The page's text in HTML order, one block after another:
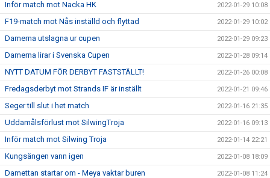
Inför match mot Nacka HK 2022-01-29 10:08
F19-match mot Nås inställd och flyttad 2022-01-29 10:02
Damerna utslagna ur cupen 2022-01-29 09:23
Damerna lirar i Svenska Cupen 2022-01-28 09:14
NYTT DATUM FÖR DERBYT FASTSTÄLLT! 2022-01-26 00:08
Fredagsderbyt mot Strands IF är inställt 2022-01-21 09:46
Seger till slut i het match 2022-01-16 21:35
Uddamålsförlust mot SilwingTroja 2022-01-16 09:13
Inför match mot Silwing Troja 2022-01-14 22:21
Kungsängen vann igen 2022-01-08 18:09
Damettan startar om - Meya vaktar buren 2022-01-08 11:24